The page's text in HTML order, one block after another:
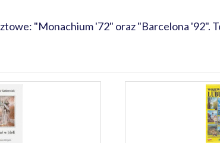
"Monachium '72" oraz "Barcelona '92".